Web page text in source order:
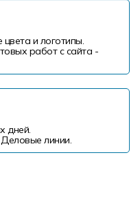
и логотипы.
работ с сайта -
дней.
линии.